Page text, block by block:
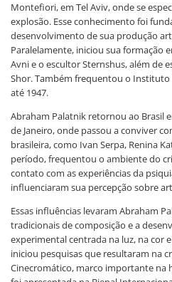
Montefiori, em Tel Aviv, onde se
explosão. Esse conhecimento foi
desenvolvimento de sua produção
Paralelamente, iniciou sua formação
Avni e o escultor Sternshus, além de
Shor. Também frequentou o Instituto
até 1947.
Abraham Palatnik retornou ao Brasil
de Janeiro, onde passou a conviver
brasileira, como Ivan Serpa, Renina
período, frequentou o ambiente do
contato com as experiências da
influenciaram sua percepção sobre
Essas influências levaram Abraham
tradicionais de composição e a
experimental centrada na luz, na cor
iniciou pesquisas que resultaram na
Cinecromático, marco importante na